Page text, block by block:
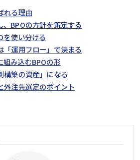
れる理由
BPOの方針を策定する
を使い分ける
「運用フロー」で決まる
組み込むBPOの形
構築の資産」になる
外注先選定のポイント